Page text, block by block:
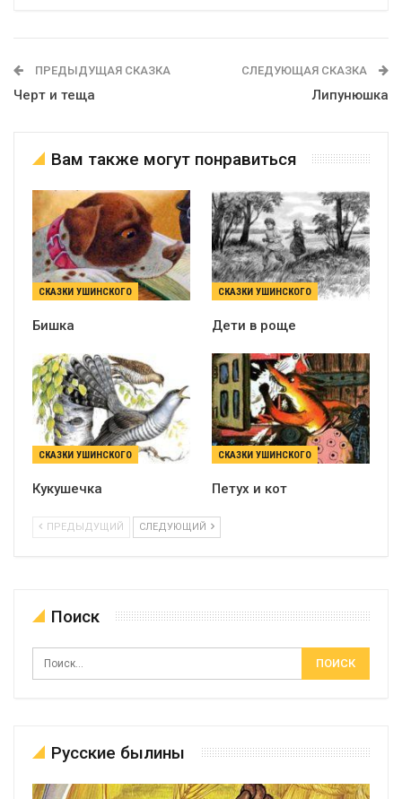
ПРЕДЫДУЩАЯ СКАЗКА
Черт и теща
СЛЕДУЮЩАЯ СКАЗКА
Липунюшка
Вам также могут понравиться
СКАЗКИ УШИНСКОГО
Бишка
СКАЗКИ УШИНСКОГО
Дети в роще
СКАЗКИ УШИНСКОГО
Кукушечка
СКАЗКИ УШИНСКОГО
Петух и кот
ПРЕДЫДУЩИЙ СЛЕДУЮЩИЙ
Поиск
Русские былины